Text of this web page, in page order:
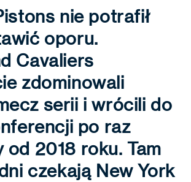
nie potrafił
oporu.
Cavaliers
zdominowali
serii i wrócili do
po raz
od 2018 roku. Tam
czekają New York